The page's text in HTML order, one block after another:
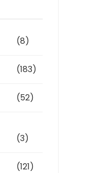
(8)
(183)
(52)
(3)
(121)